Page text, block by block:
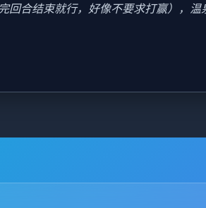
合结束就行，好像不要求打赢），